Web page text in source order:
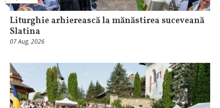
Liturghie arhierească la mănăstirea suceveană
Slatina
07 Aug, 2026